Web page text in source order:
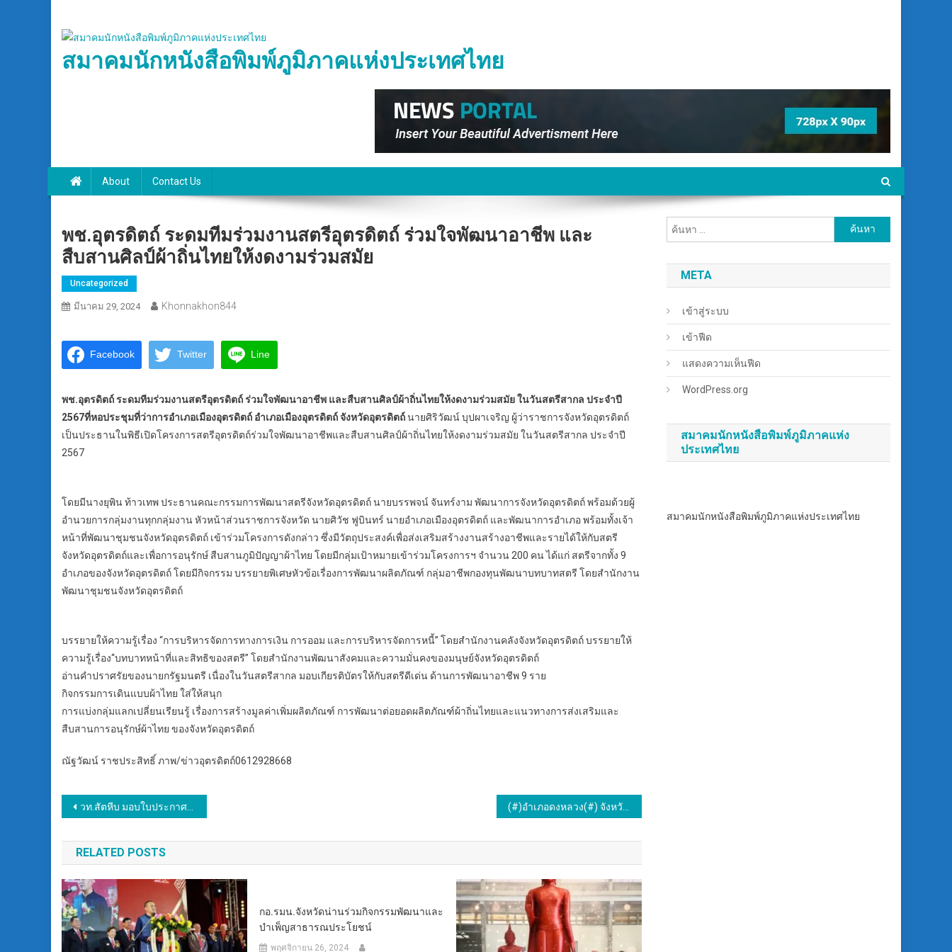
content
สมาคมนักหนังสือพิมพ์ภูมิภาคแห่งประเทศไทย
About Contact Us
พช.อุตรดิตถ์ ระดมทีมร่วมงานสตรีอุตรดิตถ์ ร่วมใจพัฒนาอาชีพ และ
สืบสานศิลป์ผ้าถิ่นไทยให้งดงามร่วมสมัย
Uncategorized
มีนาคม 29, 2024 Khonnakhon844
Facebook Twitter Line
พช.อุตรดิตถ์ ระดมทีมร่วมงานสตรีอุตรดิตถ์ ร่วมใจพัฒนาอาชีพ และสืบสานศิลป์ผ้าถิ่นไทยให้งดงามร่วมสมัย ในวันสตรีสากล ประจำปี
2567ที่หอประชุมที่ว่าการอำเภอเมืองอุตรดิตถ์ อำเภอเมืองอุตรดิตถ์ จังหวัดอุตรดิตถ์​ นายศิริวัฒน์ บุปผาเจริญ ผู้ว่าราชการจังหวัดอุตรดิตถ์
เป็นประธานในพิธีเปิดโครงการสตรีอุตรดิตถ์ร่วมใจพัฒนาอาชีพและสืบสานศิลป์ผ้าถิ่นไทยให้งดงามร่วมสมัย ในวันสตรีสากล ประจำปี
2567
โดยมีนางยุพิน ท้าวเทพ ประธานคณะกรรมการพัฒนาสตรีจังหวัดอุตรดิตถ์ นายบรรพจน์ จันทร์งาม พัฒนาการจังหวัดอุตรดิตถ์ พร้อมด้วยผู้
อำนวยการกลุ่มงานทุกกลุ่มงาน หัวหน้าส่วนราชการจังหวัด นายศิวัช​ ฟูบินทร์​ นายอำเภอเมืองอุตรดิตถ์ และพัฒนาการอำเภอ พร้อมทั้งเจ้า
หน้าที่พัฒนาชุมชนจังหวัดอุตรดิตถ์ เข้าร่วมโครงการดังกล่าว ซึ่งมีวัตถุประสงค์เพื่อส่งเสริมสร้างงานสร้างอาชีพและรายได้ให้กับสตรี
จังหวัดอุตรดิตถ์และเพื่อการอนุรักษ์ สืบสานภูมิปัญญาผ้าไทย โดยมีกลุ่มเป้าหมายเข้าร่วมโครงการฯ จำนวน 200 คน ได้แก่ สตรีจากทั้ง 9
อำเภอของจังหวัดอุตรดิตถ์ โดยมีกิจกรรม บรรยายพิเศษหัวข้อเรื่องการพัฒนาผลิตภัณฑ์ กลุ่มอาชีพกองทุนพัฒนาบทบาทสตรี โดยสำนักงาน
พัฒนาชุมชนจังหวัดอุตรดิตถ์
บรรยายให้ความรู้เรื่อง “การบริหารจัดการทางการเงิน การออม และการบริหารจัดการหนี้” โดยสำนักงานคลังจังหวัดอุตรดิตถ์ บรรยายให้
ความรู้เรื่อง“บทบาทหน้าที่และสิทธิของสตรี” โดยสำนักงานพัฒนาสังคมและความมั่นคงของมนุษย์จังหวัดอุตรดิตถ์
อ่านคำปราศรัยของนายกรัฐมนตรี เนื่องในวันสตรีสากล มอบเกียรติบัตรให้กับสตรีดีเด่น ด้านการพัฒนาอาชีพ 9 ราย
กิจกรรมการเดินแบบผ้าไทย ใส่ให้สนุก
การแบ่งกลุ่มแลกเปลี่ยนเรียนรู้ เรื่องการสร้างมูลค่าเพิ่มผลิตภัณฑ์ การพัฒนาต่อยอดผลิตภัณฑ์ผ้าถิ่นไทยและแนวทางการส่งเสริมและ
สืบสานการอนุรักษ์ผ้าไทย ของจังหวัดอุตรดิตถ์
ณัฐวัฒน์​ ราช​ประสิทธิ์​ ภาพ/ข่าว​อุตรดิตถ์​0612928668
แนะแนว
เรื่อง
วท.สัตหีบ มอบใบประกาศนียบัตร ผู้สำเร็จการศึกษา ประจำปี 2566
RELATED POSTS
กอ.รมน.จังหวัดน่านร่วมกิจกรรมพัฒนาและ
บำเพ็ญสาธารณประโยชน์
พฤศจิกายน 26, 2024
ค้นหา
สำหรับ:
META
เข้าสู่ระบบ
เข้าฟีด
แสดงความเห็นฟีด
WordPress.org
สมาคมนักหนังสือพิมพ์ภูมิภาคแห่ง
ประเทศไทย
สมาคมนักหนังสือพิมพ์ภูมิภาคแห่งประเทศไทย